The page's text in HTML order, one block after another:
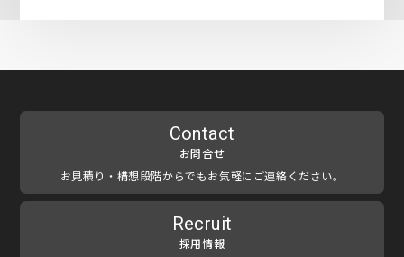
Contact
お問合せ
お見積り・構想段階からでもお気軽にご連絡ください。
Recruit
採用情報